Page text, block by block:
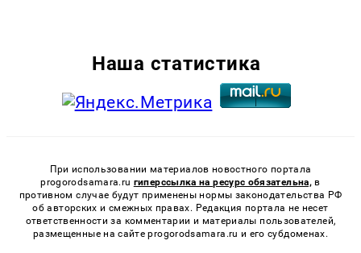
Наша статистика
При использовании материалов новостного портала
progorodsamara.ru гиперссылка на ресурс обязательна, в
противном случае будут применены нормы законодательства РФ
об авторских и смежных правах. Редакция портала не несет
ответственности за комментарии и материалы пользователей,
размещенные на сайте progorodsamara.ru и его субдоменах.